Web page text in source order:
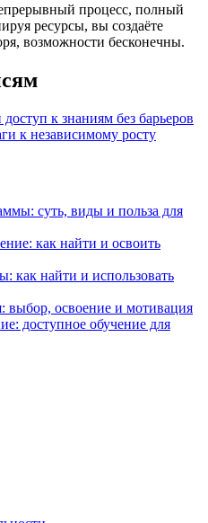
процесс, полный
ресурсы, вы создаёте
возможности бесконечны.
к знаниям без барьеров
к независимому росту
суть, виды и польза для
как найти и освоить
как найти и использовать
выбор, освоение и мотивация
доступное обучение для